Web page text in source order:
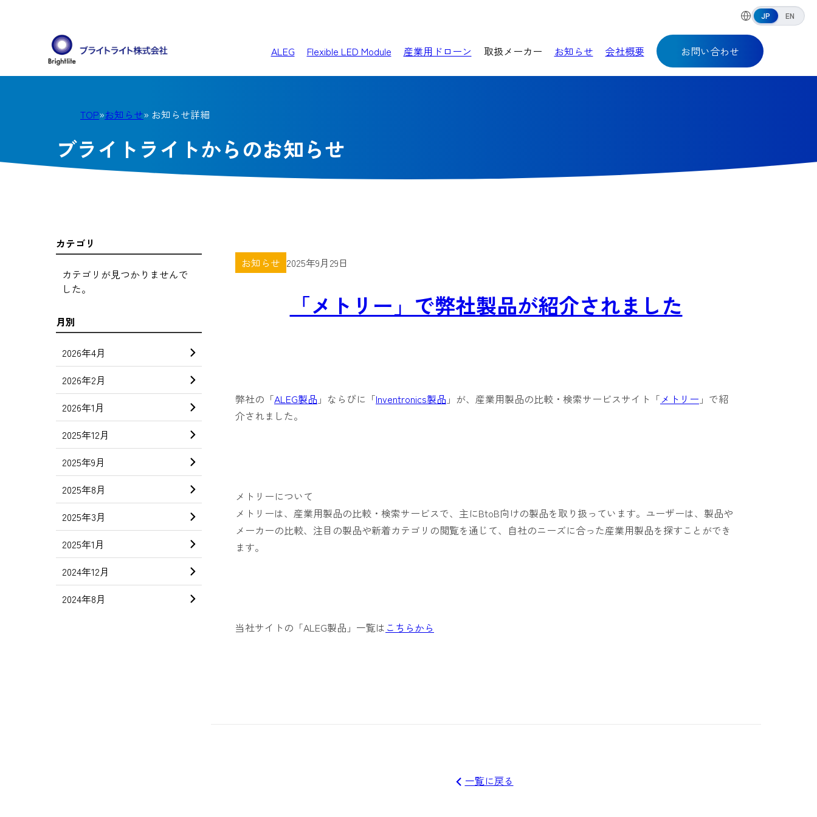
JP EN
ALEG Flexible LED Module 産業用ドローン 取扱メーカー お知らせ 会社概要 お問い合わせ
TOP»お知らせ» お知らせ詳細
ブライトライトからのお知らせ
お知らせ 2025年9月29日
「メトリー」で弊社製品が紹介されました
弊社の「ALEG製品 」ならびに「Inventronics製品 」が、産業用製品の比較・検索サービスサイト「メトリー 」で紹
介されました。
メトリーについて
メトリーは、産業用製品の比較・検索サービスで、主にBtoB向けの製品を取り扱っています。ユーザーは、製品や
メーカーの比較、注目の製品や新着カテゴリの閲覧を通じて、自社のニーズに合った産業用製品を探すことができ
ます。
当社サイトの「ALEG製品」一覧は こちらから
一覧に戻る
カテゴリ
カテゴリが見つかりませんで
した。
月別
2026年4月
2026年2月
2026年1月
2025年12月
2025年9月
2025年8月
2025年3月
2025年1月
2024年12月
2024年8月